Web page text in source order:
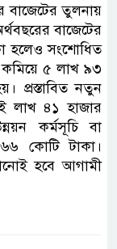
বাজেটের তুলনায়
বাজেটের
হলেও সংশোধিত
৫ লাখ ৯৩
প্রস্তাবিত নতুন
লাখ ৪১ হাজার
কর্মসূচি বা
কোটি টাকা।
হবে আগামী